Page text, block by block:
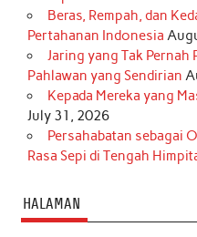
Beras, Rempah, dan
Pertahanan Indonesia
Jaring yang Tak
Pahlawan yang Sendirian
Kepada Mereka yang
July 31, 2026
Persahabatan sebagai
Rasa Sepi di Tengah
HALAMAN